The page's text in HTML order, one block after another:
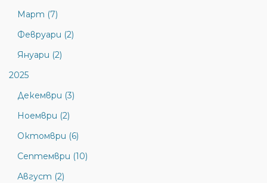
Март (7)
Февруари (2)
Януари (2)
2025
Декември (3)
Ноември (2)
Октомври (6)
Септември (10)
Август (2)